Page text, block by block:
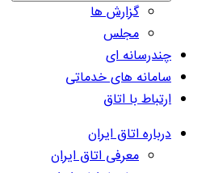
گزارش ها
مجلس
چندرسانه ای
سامانه های خدماتی
ارتباط با اتاق
درباره اتاق ایران
معرفی اتاق ایران